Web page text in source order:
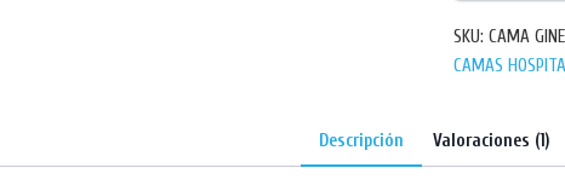
SKU: CAMA
CAMAS
Descripción Valoraciones (1)